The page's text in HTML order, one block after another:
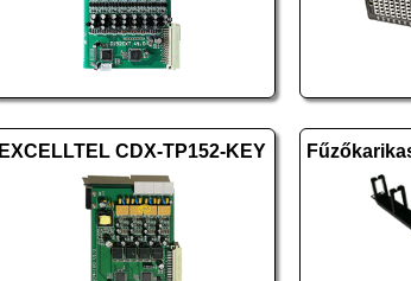
EXCELLTEL CDX-TP152-KEY